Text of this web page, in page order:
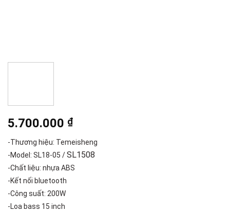
5.700.000 ₫
-Thương hiệu: Temeisheng
-Model: SL18-05 /SL1508
-Chất liệu: nhựa ABS
-Kết nối bluetooth
-Công suất: 200W
-Loa bass 15 inch